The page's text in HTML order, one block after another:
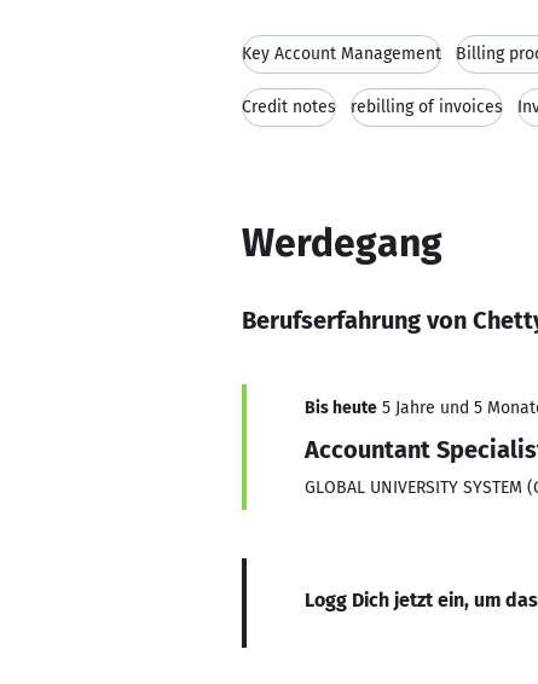
Key Account Management Billing
Credit notes rebilling of invoices
Werdegang
Berufserfahrung von
Bis heute 5 Jahre und 5
Accountant
GLOBAL UNIVERSITY SYSTEM
Logg Dich jetzt ein, um